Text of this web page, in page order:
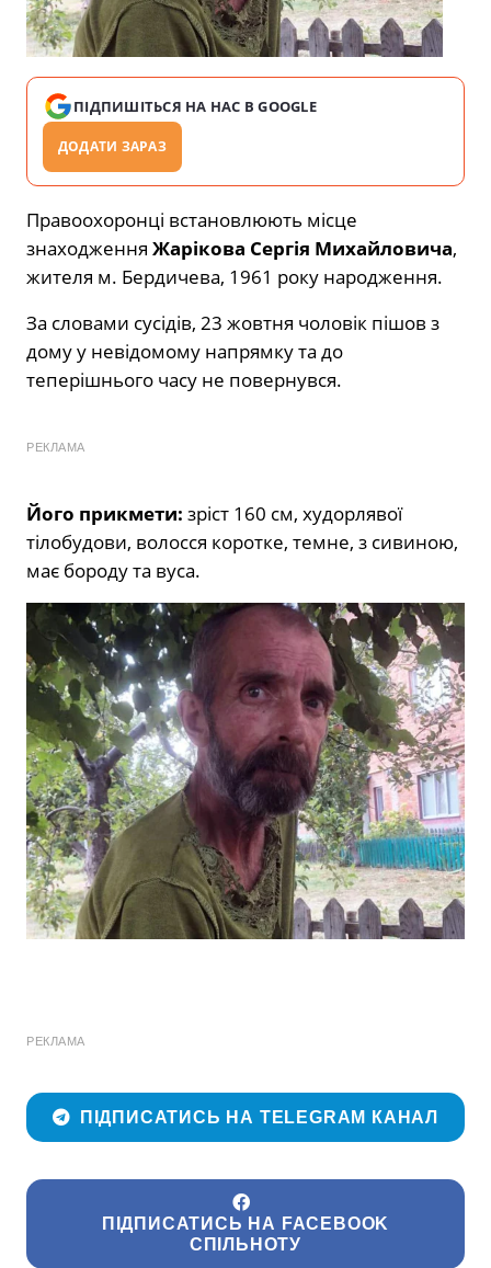
ПІДПИШІТЬСЯ НА НАС В GOOGLE
ДОДАТИ ЗАРАЗ
Правоохоронці встановлюють місце
знаходження Жарікова Сергія Михайловича,
жителя м. Бердичева, 1961 року народження.
За словами сусідів, 23 жовтня чоловік пішов з
дому у невідомому напрямку та до
теперішнього часу не повернувся.
РЕКЛАМА
Його прикмети: зріст 160 см, худорлявої
тілобудови, волосся коротке, темне, з сивиною,
має бороду та вуса.
РЕКЛАМА
ПІДПИСАТИСЬ НА TELEGRAM КАНАЛ
ПІДПИСАТИСЬ НА FACEBOOK
СПІЛЬНОТУ